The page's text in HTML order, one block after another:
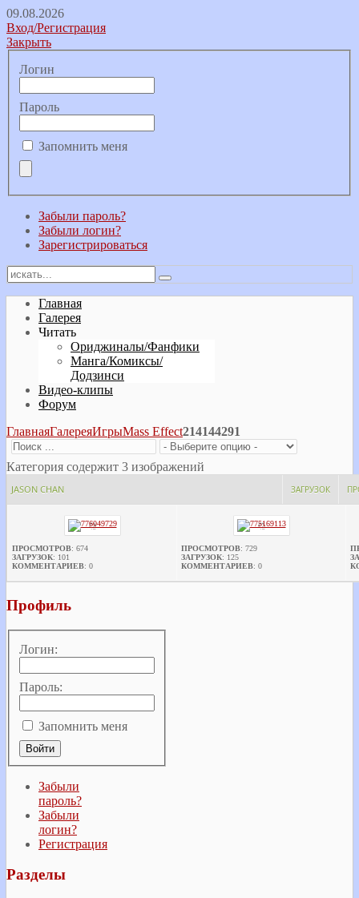
09.08.2026
Вход/Регистрация
Закрыть
Логин
Пароль
Запомнить меня
Забыли пароль?
Забыли логин?
Зарегистрироваться
Главная
Галерея
Читать
Ориджиналы/Фанфики
Манга/Комиксы/
Додзинси
Видео-клипы
Форум
ГлавнаяГалереяИгрыMass Effect214144291
Категория содержит 3 изображений
JASON CHAN ЗАГРУЗОК
ПРОСМОТРОВ: 674
ЗАГРУЗОК: 101
КОММЕНТАРИЕВ: 0
ПРОСМОТРОВ: 729
ЗАГРУЗОК: 125
КОММЕНТАРИЕВ: 0
Профиль
Логин:
Пароль:
Запомнить меня
Забыли
пароль?
Забыли
логин?
Регистрация
Разделы